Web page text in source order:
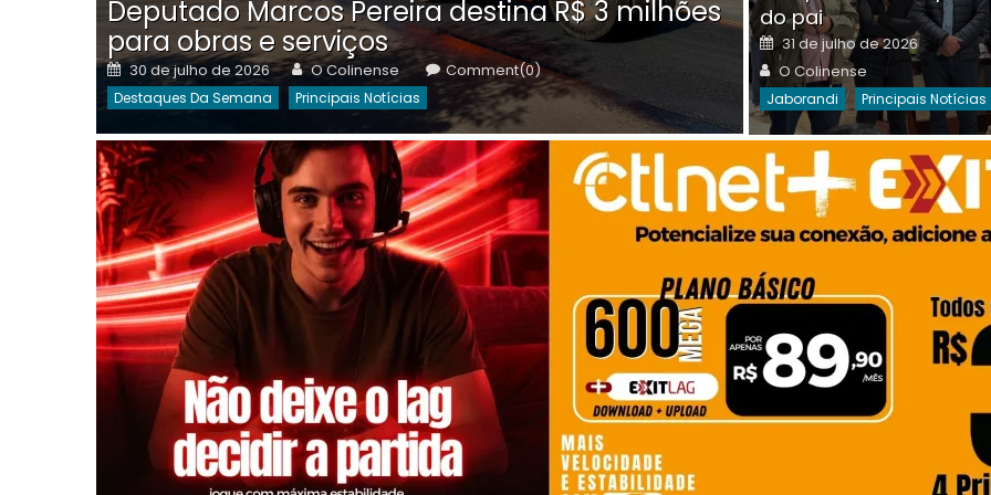
Deputado Marcos Pereira destina R$ 3 milhões
para obras e serviços
Posted
on
30 de julho de 2026 Author
O Colinense Comment(0)
Destaques Da Semana Principais Notícias
on
Destaques Da Semana
do pai
Posted
on
31 de julho de 2026
Author
O Colinense
Jaborandi Principais Notícias